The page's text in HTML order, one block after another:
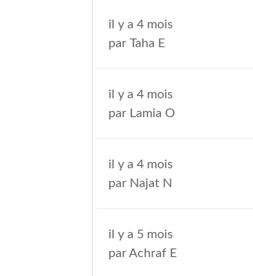
il y a 4 mois
par Taha E
il y a 4 mois
par Lamia O
il y a 4 mois
par Najat N
il y a 5 mois
par Achraf E